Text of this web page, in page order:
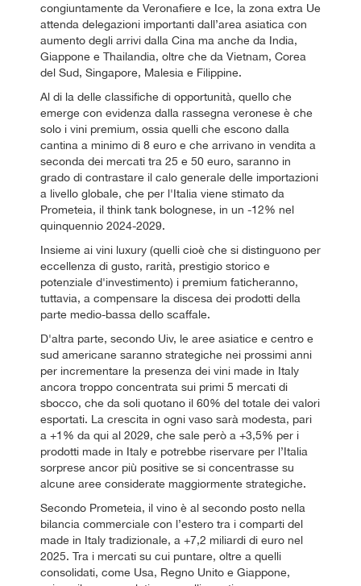
congiuntamente da Veronafiere e Ice, la zona extra Ue
attenda delegazioni importanti dall’area asiatica con
aumento degli arrivi dalla Cina ma anche da India,
Giappone e Thailandia, oltre che da Vietnam, Corea
del Sud, Singapore, Malesia e Filippine.
Al di la delle classifiche di opportunità, quello che
emerge con evidenza dalla rassegna veronese è che
solo i vini premium, ossia quelli che escono dalla
cantina a minimo di 8 euro e che arrivano in vendita a
seconda dei mercati tra 25 e 50 euro, saranno in
grado di contrastare il calo generale delle importazioni
a livello globale, che per l'Italia viene stimato da
Prometeia, il think tank bolognese, in un -12% nel
quinquennio 2024-2029.
Insieme ai vini luxury (quelli cioè che si distinguono per
eccellenza di gusto, rarità, prestigio storico e
potenziale d'investimento) i premium faticheranno,
tuttavia, a compensare la discesa dei prodotti della
parte medio-bassa dello scaffale.
D'altra parte, secondo Uiv, le aree asiatice e centro e
sud americane saranno strategiche nei prossimi anni
per incrementare la presenza dei vini made in Italy
ancora troppo concentrata sui primi 5 mercati di
sbocco, che da soli quotano il 60% del totale dei valori
esportati. La crescita in ogni vaso sarà modesta, pari
a +1% da qui al 2029, che sale però a +3,5% per i
prodotti made in Italy e potrebbe riservare per l’Italia
sorprese ancor più positive se si concentrasse su
alcune aree considerate maggiormente strategiche.
Secondo Prometeia, il vino è al secondo posto nella
bilancia commerciale con l’estero tra i comparti del
made in Italy tradizionale, a +7,2 miliardi di euro nel
2025. Tra i mercati su cui puntare, oltre a quelli
consolidati, come Usa, Regno Unito e Giappone,